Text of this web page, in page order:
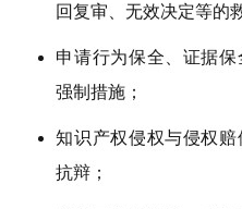
回复审、无效决定等的
申请行为保全、证据
强制措施；
知识产权侵权与侵权
抗辩；